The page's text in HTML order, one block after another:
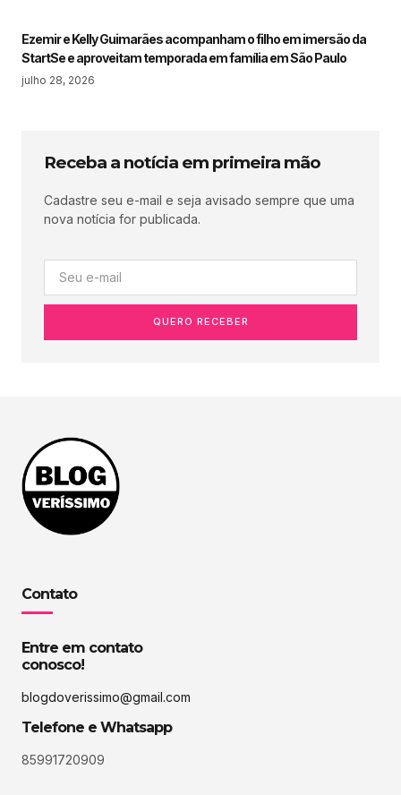
Ezemir e Kelly Guimarães acompanham o filho em imersão da
StartSe e aproveitam temporada em família em São Paulo
julho 28, 2026
Receba a notícia em primeira mão
Cadastre seu e-mail e seja avisado sempre que uma
nova notícia for publicada.
QUERO RECEBER
Contato
Entre em contato
conosco!
blogdoverissimo@gmail.com
Telefone e Whatsapp
85991720909